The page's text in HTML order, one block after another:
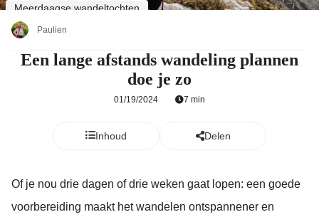
Meerdaagse wandeltochten
Paulien
Een lange afstands wandeling plannen
doe je zo
01/19/2024 7 min
Inhoud Delen
Of je nou drie dagen of drie weken gaat lopen: een goede
voorbereiding maakt het wandelen ontspannener en